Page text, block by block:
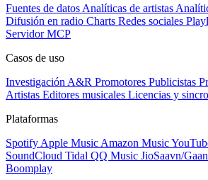
Fuentes de datos Analíticas de artistas
Difusión en radio Charts Redes sociales
Servidor MCP
Casos de uso
Investigación A&R Promotores Publicistas
Artistas Editores musicales Licencias y
Plataformas
Spotify Apple Music Amazon Music
SoundCloud Tidal QQ Music JioSaavn/
Boomplay